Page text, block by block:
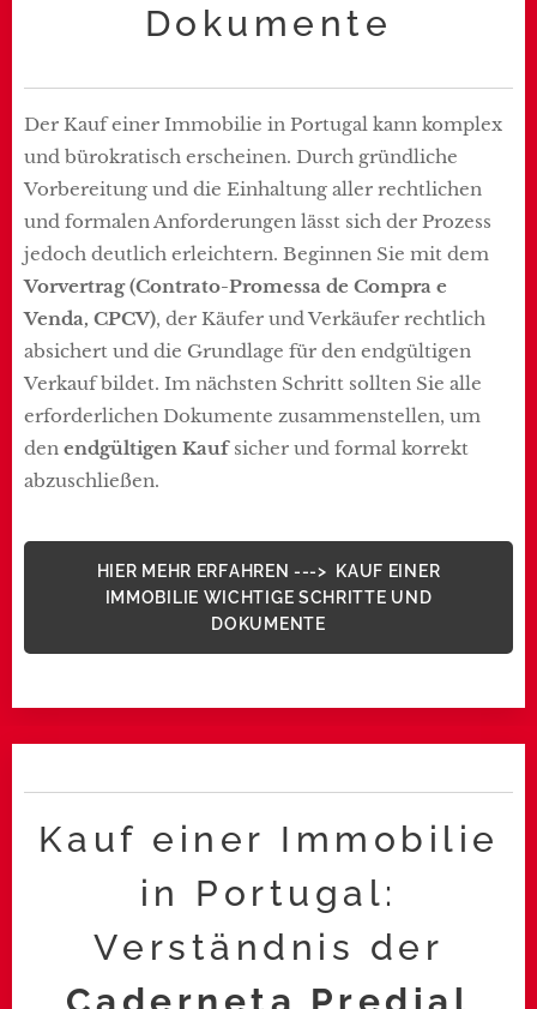
Dokumente
Der Kauf einer Immobilie in Portugal kann komplex
und bürokratisch erscheinen. Durch gründliche
Vorbereitung und die Einhaltung aller rechtlichen
und formalen Anforderungen lässt sich der Prozess
jedoch deutlich erleichtern. Beginnen Sie mit dem
Vorvertrag (Contrato-Promessa de Compra e
Venda, CPCV), der Käufer und Verkäufer rechtlich
absichert und die Grundlage für den endgültigen
Verkauf bildet. Im nächsten Schritt sollten Sie alle
erforderlichen Dokumente zusammenstellen, um
den endgültigen Kaufsicher und formal korrekt
abzuschließen.
HIER MEHR ERFAHREN ---> KAUF EINER
IMMOBILIE WICHTIGE SCHRITTE UND
DOKUMENTE
Kauf einer Immobilie
in Portugal:
Verständnis der